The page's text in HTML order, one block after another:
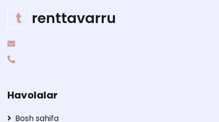
t renttavarru
Havolalar
Bosh sahifa